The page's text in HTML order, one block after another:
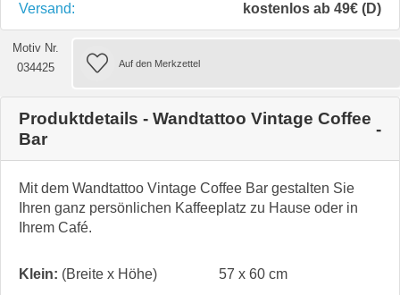
Versand:
kostenlos ab 49€ (D)
Motiv Nr.
034425
Produktdetails - Wandtattoo Vintage Coffee
Bar
Mit dem Wandtattoo Vintage Coffee Bar gestalten Sie
Ihren ganz persönlichen Kaffeeplatz zu Hause oder in
Ihrem Café.
Klein: (Breite x Höhe) 57 x 60 cm